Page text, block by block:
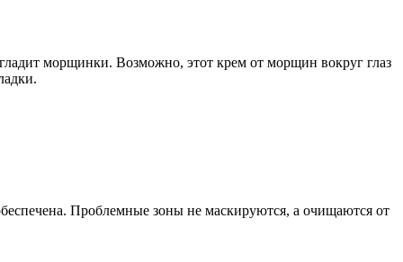
морщинки. Возможно, этот крем от морщин вокруг глаз
Проблемные зоны не маскируются, а очищаются от